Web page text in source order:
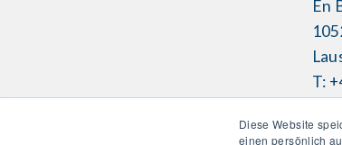
Diese Website
einen persönlich
En
T: